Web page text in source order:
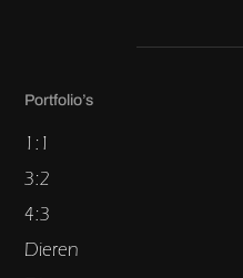
Portfolio’s
1:1
3:2
4:3
Dieren